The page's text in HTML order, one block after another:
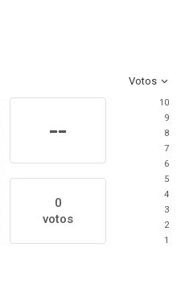
Votos
--
0
votos
10
9
8
7
6
5
4
3
2
1